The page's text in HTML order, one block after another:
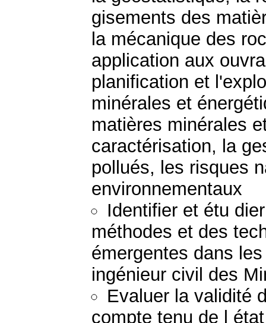
gisements des
la mécanique des
application aux
planification et
minérales et
matières minérales
caractérisation, la
pollués, les risques
environnementaux
Identifier et étu
méthodes et des
émergentes dans
ingénieur civil des
Evaluer la validité
compte tenu de l